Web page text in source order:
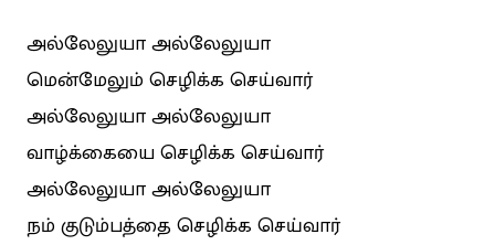
அல்லேலுயா அல்லேலுயா
மென்மேலும் செழிக்க செய்வார்
அல்லேலுயா அல்லேலுயா
வாழ்க்கையை செழிக்க செய்வார்
அல்லேலுயா அல்லேலுயா
நம் குடும்பத்தை செழிக்க செய்வார்